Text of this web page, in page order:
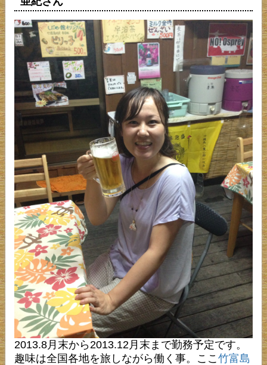
2013.8月末から2013.12月末まで勤務予定です。
趣味は全国各地を旅しながら働く事。ここ 竹富島